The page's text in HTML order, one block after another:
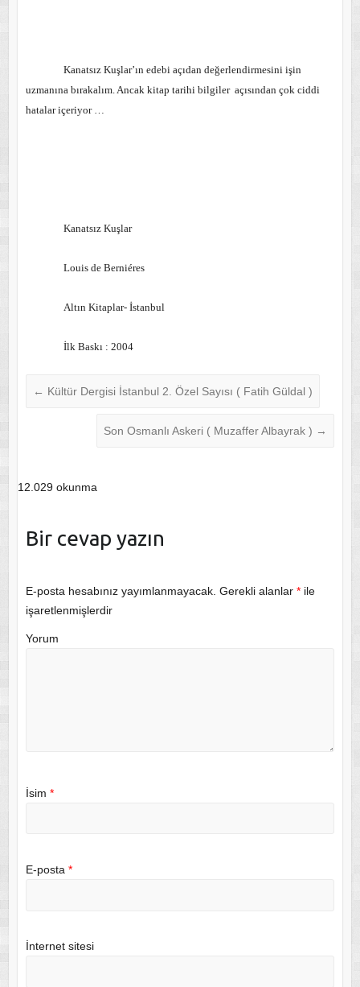
Kanatsız Kuşlar’ın edebi açıdan değerlendirmesini işin
uzmanına bırakalım. Ancak kitap tarihi bilgiler açısından çok ciddi
hatalar içeriyor …
Kanatsız Kuşlar
Louis de Berniéres
Altın Kitaplar- İstanbul
İlk Baskı : 2004
← Kültür Dergisi İstanbul 2. Özel Sayısı ( Fatih Güldal )
Son Osmanlı Askeri ( Muzaffer Albayrak ) →
12.029 okunma
Bir cevap yazın
E-posta hesabınız yayımlanmayacak. Gerekli alanlar *ile
işaretlenmişlerdir
Yorum
İsim *
E-posta *
İnternet sitesi